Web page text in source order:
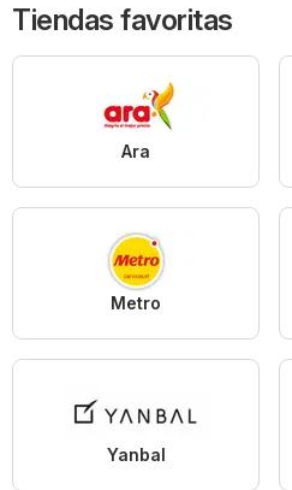
Tiendas favoritas
Ara
Metro
Yanbal